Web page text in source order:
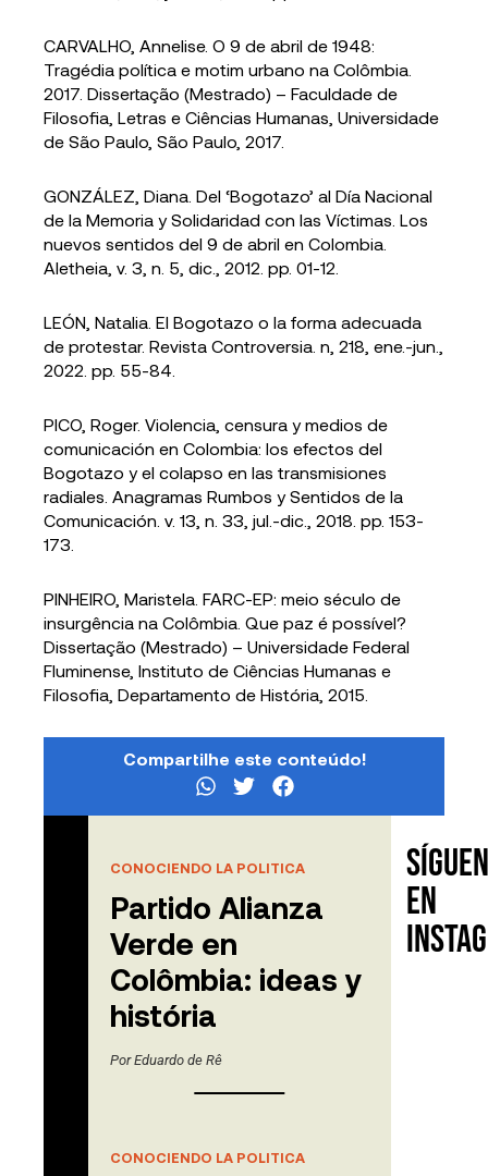
CARVALHO, Annelise. O 9 de abril de 1948:
Tragédia política e motim urbano na Colômbia.
2017. Dissertação (Mestrado) – Faculdade de
Filosofia, Letras e Ciências Humanas, Universidade
de São Paulo, São Paulo, 2017.
GONZÁLEZ, Diana. Del ‘Bogotazo’ al Día Nacional
de la Memoria y Solidaridad con las Víctimas. Los
nuevos sentidos del 9 de abril en Colombia.
Aletheia, v. 3, n. 5, dic., 2012. pp. 01-12.
LEÓN, Natalia. El Bogotazo o la forma adecuada
de protestar. Revista Controversia. n, 218, ene.-jun.,
2022. pp. 55-84.
PICO, Roger. Violencia, censura y medios de
comunicación en Colombia: los efectos del
Bogotazo y el colapso en las transmisiones
radiales. Anagramas Rumbos y Sentidos de la
Comunicación. v. 13, n. 33, jul.-dic., 2018. pp. 153-
173.
PINHEIRO, Maristela. FARC-EP: meio século de
insurgência na Colômbia. Que paz é possível?
Dissertação (Mestrado) – Universidade Federal
Fluminense, Instituto de Ciências Humanas e
Filosofia, Departamento de História, 2015.
Compartilhe este conteúdo!
Contenido
relacionado
CONOCIENDO LA POLITICA
Partido Alianza
Verde en
Colômbia: ideas y
história
PorEduardo de Rê
CONOCIENDO LA POLITICA
en